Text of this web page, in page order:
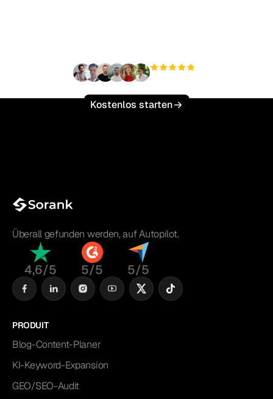
Kostenlos starten
Überall gefunden werden, auf Autopilot.
4,6/5 5/5 5/5
PRODUIT
Blog-Content-Planer
KI-Keyword-Expansion
GEO/SEO-Audit